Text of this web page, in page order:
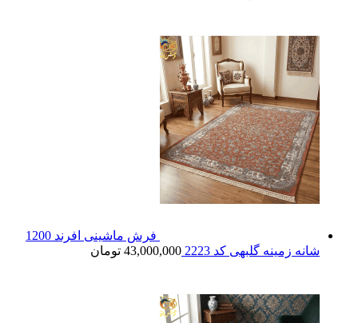
فرش ماشینی افرند 1200
شانه زمینه گلبهی کد 2223
43,000,000 تومان